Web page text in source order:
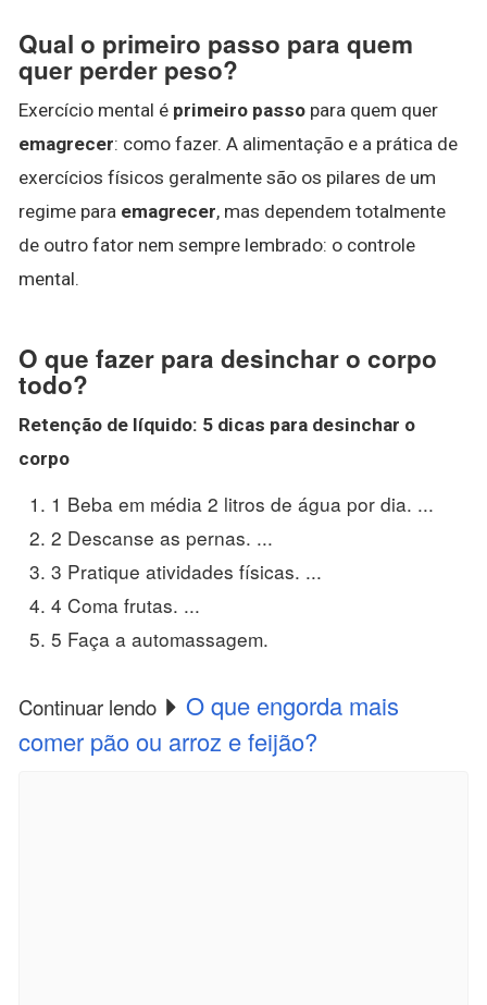
Qual o primeiro passo para quem
quer perder peso?
Exercício mental é primeiro passo para quem quer
emagrecer: como fazer. A alimentação e a prática de
exercícios físicos geralmente são os pilares de um
regime para emagrecer, mas dependem totalmente
de outro fator nem sempre lembrado: o controle
mental.
O que fazer para desinchar o corpo
todo?
Retenção de líquido: 5 dicas para desinchar o
corpo
1 Beba em média 2 litros de água por dia. ...
2 Descanse as pernas. ...
3 Pratique atividades físicas. ...
4 Coma frutas. ...
5 Faça a automassagem.
Continuar lendo
O que engorda mais
comer pão ou arroz e feijão?